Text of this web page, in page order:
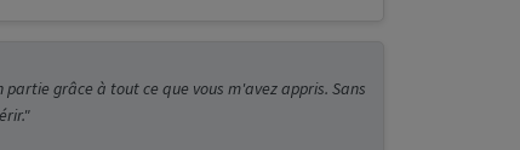
grâce à tout ce que vous m'avez appris. Sans